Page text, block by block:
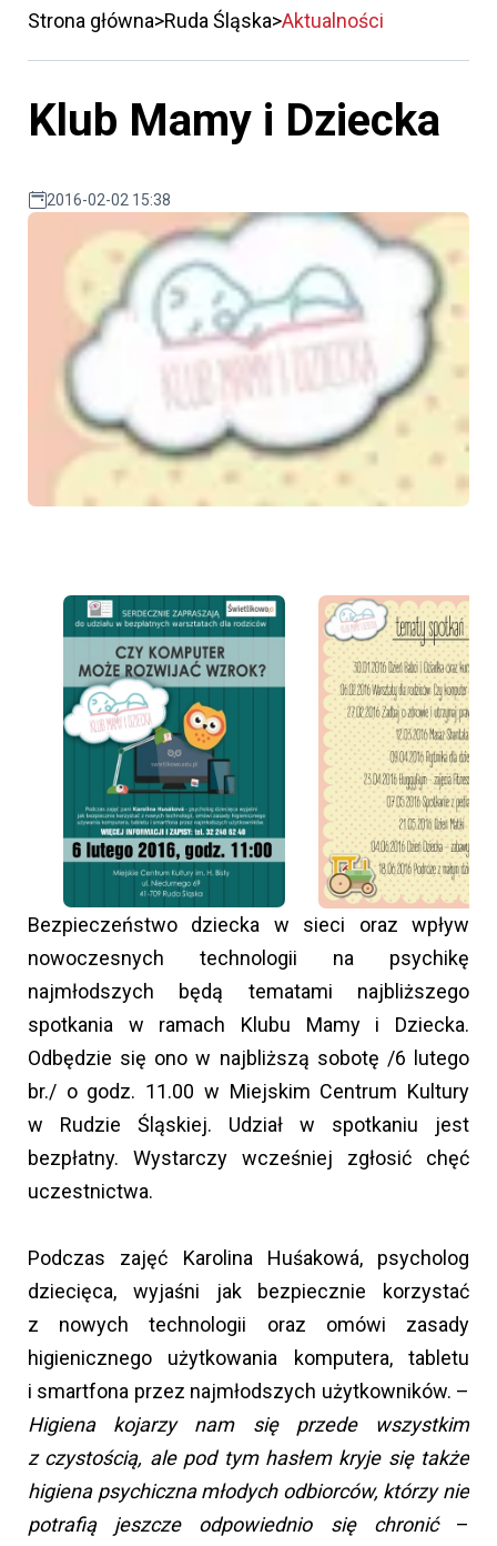
Strona główna Ruda Śląska Aktualności
Klub Mamy i Dziecka
2016-02-02 15:38
Bezpieczeństwo dziecka w sieci oraz wpływ
nowoczesnych technologii na psychikę
najmłodszych będą tematami najbliższego
spotkania w ramach Klubu Mamy i Dziecka.
Odbędzie się ono w najbliższą sobotę /6 lutego
br./ o godz. 11.00 w Miejskim Centrum Kultury
w Rudzie Śląskiej. Udział w spotkaniu jest
bezpłatny. Wystarczy wcześniej zgłosić chęć
uczestnictwa.
Podczas zajęć Karolina Huśakowá, psycholog
dziecięca, wyjaśni jak bezpiecznie korzystać
z nowych technologii oraz omówi zasady
higienicznego użytkowania komputera, tabletu
i smartfona przez najmłodszych użytkowników. –
Higiena kojarzy nam się przede wszystkim
z czystością, ale pod tym hasłem kryje się także
higiena psychiczna młodych odbiorców, którzy nie
potrafią jeszcze odpowiednio się chronić–